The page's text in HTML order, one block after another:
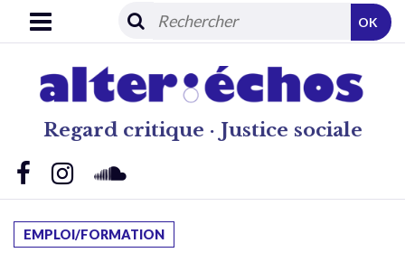
Regard critique · Justice sociale
OK
EMPLOI/FORMATION